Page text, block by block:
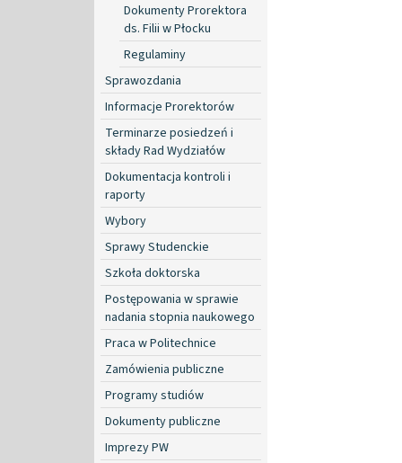
Dokumenty Prorektora
ds. Filii w Płocku
Regulaminy
Sprawozdania
Informacje Prorektorów
Terminarze posiedzeń i
składy Rad Wydziałów
Dokumentacja kontroli i
raporty
Wybory
Sprawy Studenckie
Szkoła doktorska
Postępowania w sprawie
nadania stopnia naukowego
Praca w Politechnice
Zamówienia publiczne
Programy studiów
Dokumenty publiczne
Imprezy PW